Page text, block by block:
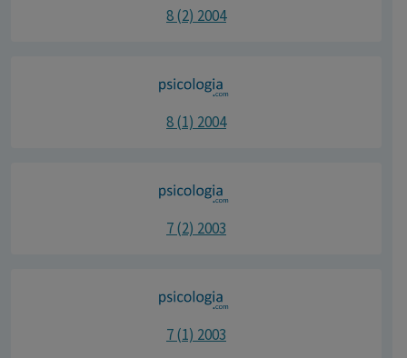
8 (2) 2004
8 (1) 2004
7 (2) 2003
7 (1) 2003